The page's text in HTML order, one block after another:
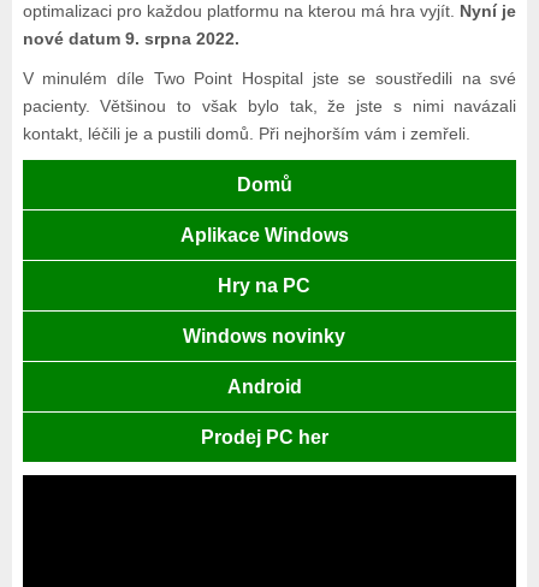
optimalizaci pro každou platformu na kterou má hra vyjít. Nyní je
nové datum 9. srpna 2022.
V minulém díle Two Point Hospital jste se soustředili na své
pacienty. Většinou to však bylo tak, že jste s nimi navázali
kontakt, léčili je a pustili domů. Při nejhorším vám i zemřeli.
Domů
Aplikace Windows
Hry na PC
Windows novinky
Android
Prodej PC her